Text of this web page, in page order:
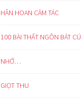
HÂN HOAN CẢM TÁC
100 BÀI THẤT NGÔN BÁT CÚ
NHỚ…
GIỌT THU